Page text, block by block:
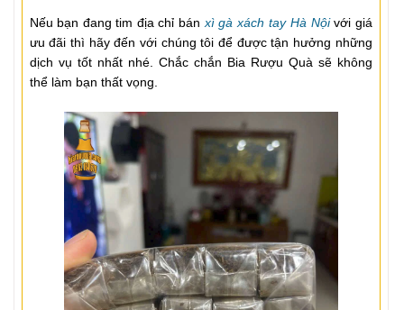
Nếu bạn đang tim địa chỉ bán xì gà xách tay Hà Nộivới giá
ưu đãi thì hãy đến với chúng tôi để được tận hưởng những
dịch vụ tốt nhất nhé. Chắc chắn Bia Rượu Quà sẽ không
thể làm bạn thất vọng.